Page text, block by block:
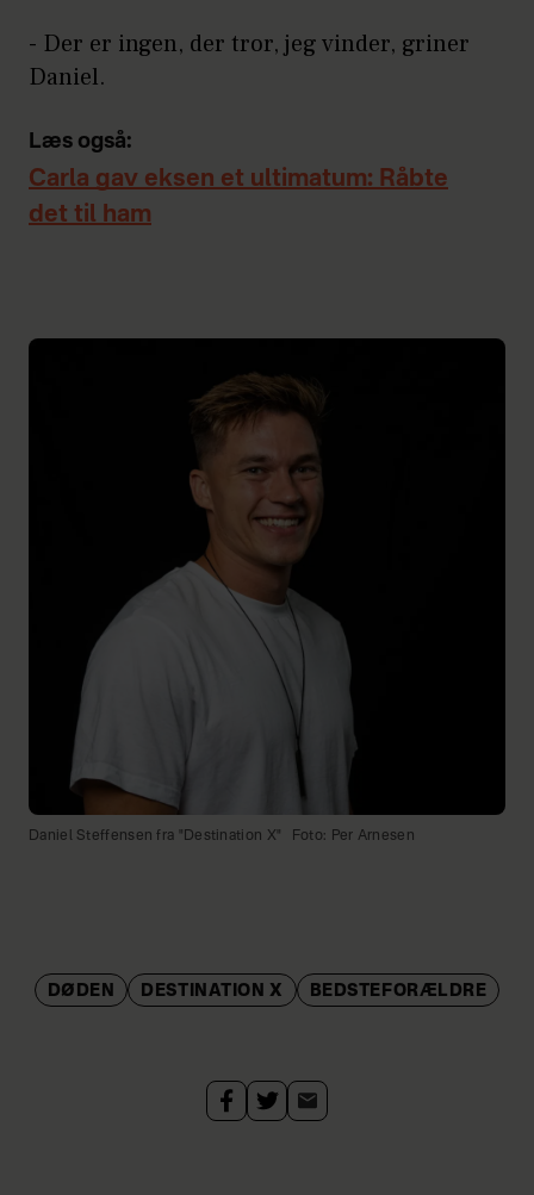
- Der er ingen, der tror, jeg vinder, griner
Daniel.
Læs også:
Carla gav eksen et ultimatum: Råbte
det til ham
Daniel Steffensen fra "Destination X" Foto: Per Arnesen
DØDEN DESTINATION X BEDSTEFORÆLDRE